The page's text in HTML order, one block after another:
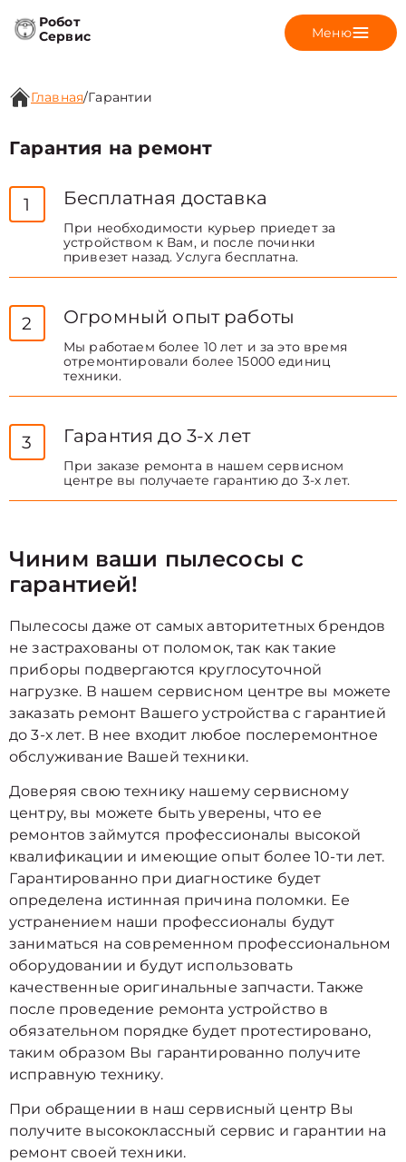
Робот
Сервис
Меню
Главная/Гарантии
Гарантия на ремонт
1 Бесплатная доставка
При необходимости курьер приедет за
устройством к Вам, и после починки
привезет назад. Услуга бесплатна.
2 Огромный опыт работы
Мы работаем более 10 лет и за это время
отремонтировали более 15000 единиц
техники.
3 Гарантия до 3-х лет
При заказе ремонта в нашем сервисном
центре вы получаете гарантию до 3-х лет.
Чиним ваши пылесосы с
гарантией!
Пылесосы даже от самых авторитетных брендов
не застрахованы от поломок, так как такие
приборы подвергаются круглосуточной
нагрузке. В нашем сервисном центре вы можете
заказать ремонт Вашего устройства с гарантией
до 3-х лет. В нее входит любое послеремонтное
обслуживание Вашей техники.
Доверяя свою технику нашему сервисному
центру, вы можете быть уверены, что ее
ремонтов займутся профессионалы высокой
квалификации и имеющие опыт более 10-ти лет.
Гарантированно при диагностике будет
определена истинная причина поломки. Ее
устранением наши профессионалы будут
заниматься на современном профессиональном
оборудовании и будут использовать
качественные оригинальные запчасти. Также
после проведение ремонта устройство в
обязательном порядке будет протестировано,
таким образом Вы гарантированно получите
исправную технику.
При обращении в наш сервисный центр Вы
получите высококлассный сервис и гарантии на
ремонт своей техники.